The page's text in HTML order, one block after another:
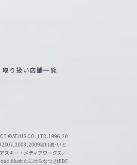
取り扱い店舗一覧
©ATLUS CO.,LTD.1996,20
谷川流･いと
スキー・メディアワークス／
illust:たにはらなつき(EDE